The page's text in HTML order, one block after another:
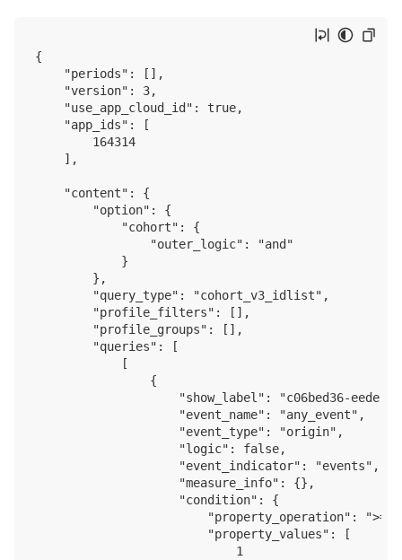
{
    "periods": [],
    "version": 3,
    "use_app_cloud_id": true,
    "app_ids": [
        164314
    ],
    "content": {
        "option": {
            "cohort": {
                "outer_logic": "and"
            }
        },
        "query_type": "cohort_v3_idlist",
        "profile_filters": [],
        "profile_groups": [],
        "queries": [
            [
                {
"show_label": "c06bed36-eede-
                    "event_name": "any_event",
                    "event_type": "origin",
                    "logic": false,
                    "event_indicator": "events",
                    "measure_info": {},
                    "condition": {
                        "property_operation": ">=",
                        "property_values": [
                            1